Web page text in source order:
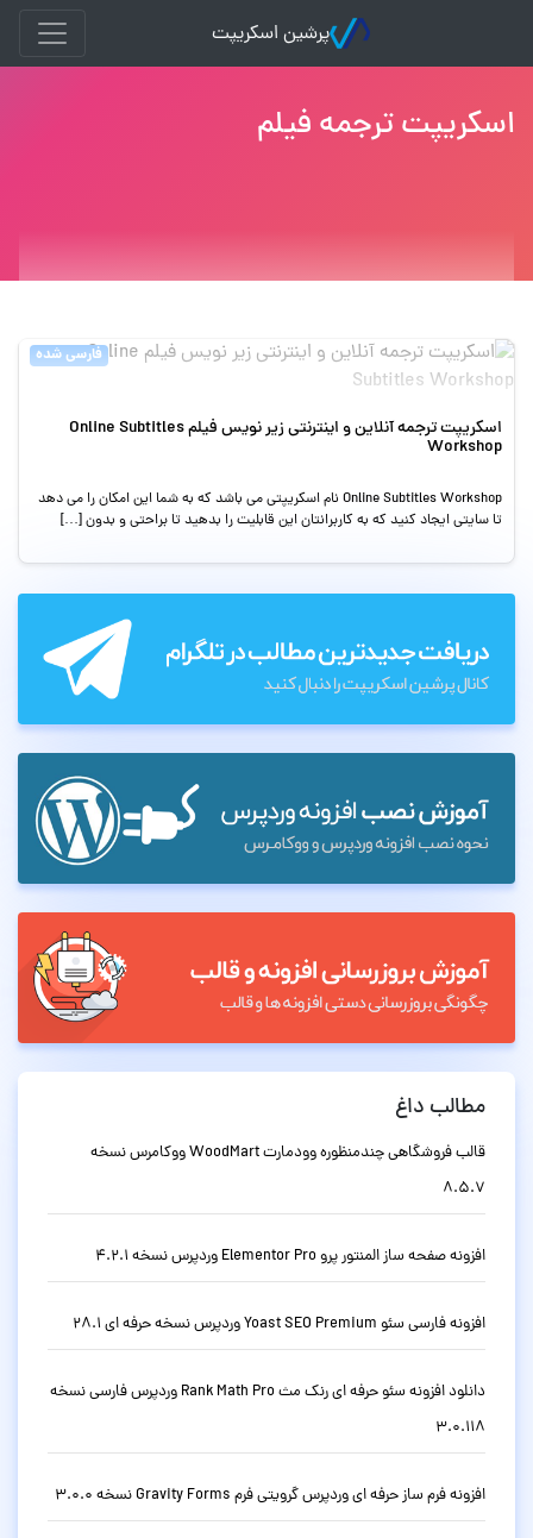
پرشین اسکریپت
اسکریپت ترجمه فیلم
فارسی شده
اسکریپت ترجمه آنلاین و اینترنتی زیر نویس فیلم Online Subtitles
Workshop
Online Subtitles Workshop نام اسکریپتی می باشد که به شما این امکان را می دهد
تا سایتی ایجاد کنید که به کاربرانتان این قابلیت را بدهید تا براحتی و بدون […]
مطالب داغ
قالب فروشگاهی چندمنظوره وودمارت WoodMart ووکامرس نسخه
8.5.7
افزونه صفحه ساز المنتور پرو Elementor Pro وردپرس نسخه 4.2.1
افزونه فارسی سئو Yoast SEO Premium وردپرس نسخه حرفه ای 28.1
دانلود افزونه سئو حرفه ای رنک مث Rank Math Pro وردپرس فارسی نسخه
3.0.118
افزونه فرم ساز حرفه ای وردپرس گرویتی فرم Gravity Forms نسخه 3.0.0